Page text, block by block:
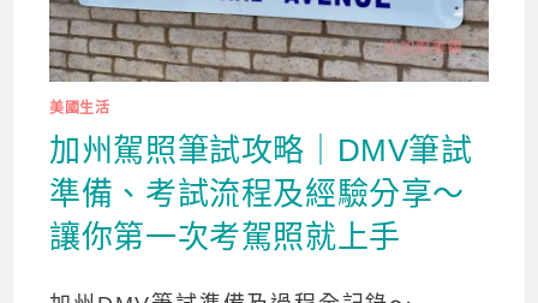
美國生活
加州駕照筆試攻略｜DMV筆試
準備、考試流程及經驗分享～
讓你第一次考駕照就上手